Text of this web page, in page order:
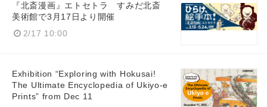
『北斎漫画』エトセトラ すみだ北斎
美術館で3月17日より開催
2/17 10:00
Exhibition “Exploring with Hokusai!
The Ultimate Encyclopedia of Ukiyo-e
Prints” from Dec 11